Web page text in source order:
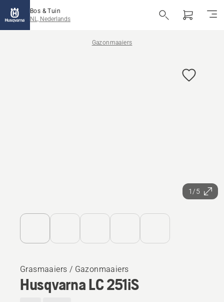
Bos & Tuin
NL, Nederlands
Gazonmaaiers
1/5
Grasmaaiers / Gazonmaaiers
Husqvarna LC 251iS